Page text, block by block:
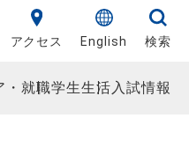
アクセス English 検索
・就職学生生活入試情報